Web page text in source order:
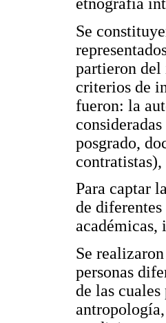
Se
partieron del
criterios de
fueron: la
posgrado,
Para captar
de
académicas,
Se
personas
de las